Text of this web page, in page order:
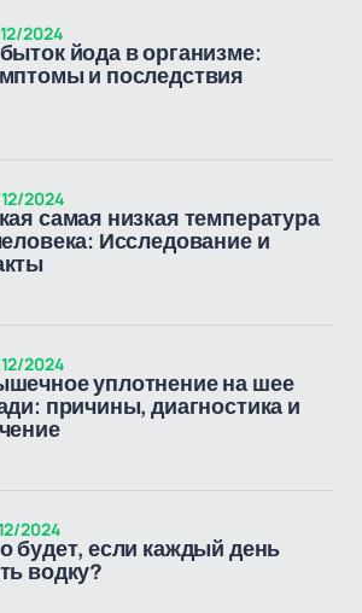
йода в организме:
и последствия
2024
самая низкая температура
Исследование и
2024
уплотнение на шее
причины, диагностика и
2024
будет, если каждый день
водку?
2024